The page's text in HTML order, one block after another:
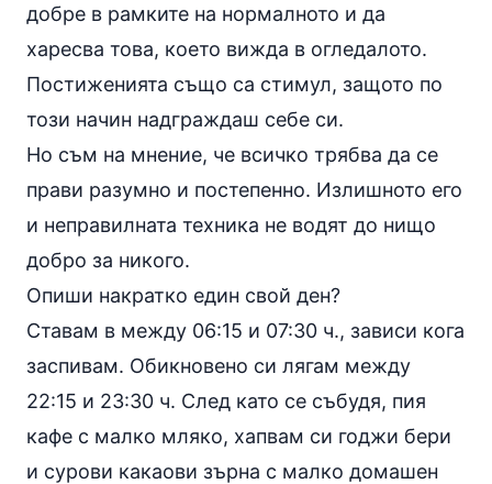
добре в рамките на нормалното и да
харесва това, което вижда в огледалото.
Постиженията също са стимул, защото по
този начин надграждаш себе си.
Но съм на мнение, че всичко трябва да се
прави разумно и постепенно. Излишното его
и неправилната техника не водят до нищо
добро за никого.
Опиши накратко един свой ден?
Ставам в между 06:15 и 07:30 ч., зависи кога
заспивам. Обикновено си лягам между
22:15 и 23:30 ч. След като се събудя, пия
кафе с малко мляко, хапвам си годжи бери
и сурови какаови зърна с малко домашен